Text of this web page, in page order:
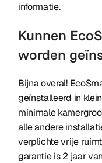
informatie.
Kunnen
worden
Bijna overal!
geïnstalleerd in
minimale
alle andere
verplichte vrije
garantie is 2 jaar